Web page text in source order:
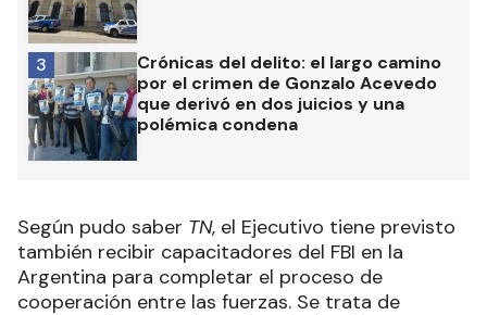
Crónicas del delito: el largo camino
por el crimen de Gonzalo Acevedo
que derivó en dos juicios y una
polémica condena
3
Según pudo saber TN, el Ejecutivo tiene previsto
también recibir capacitadores del FBI en la
Argentina para completar el proceso de
cooperación entre las fuerzas. Se trata de